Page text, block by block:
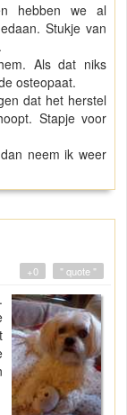
hebben we al
Stukje van
Als dat niks
osteopaat.
dat het herstel
Stapje voor
neem ik weer
" quote "
+0